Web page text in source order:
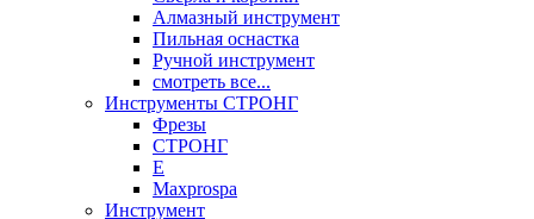
Алмазный инструмент
Пильная оснастка
Ручной инструмент
смотреть все...
Инструменты СТРОНГ
Фрезы
СТРОНГ
Е
Maxprospa
Инструмент